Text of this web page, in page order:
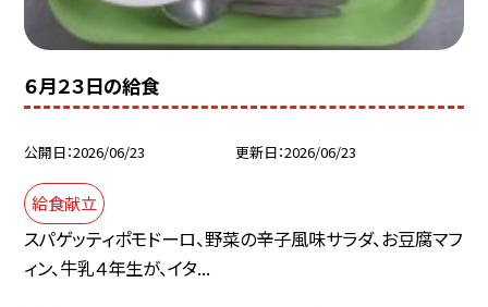
６月２３日の給食
公開日 2026/06/23 更新日 2026/06/23
給食献立
スパゲッティポモドーロ、野菜の辛子風味サラダ、お豆腐マフ
ィン、牛乳４年生が、イタ...